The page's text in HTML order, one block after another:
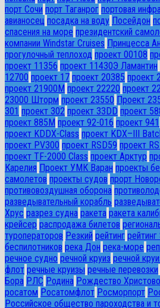
порт Сочи порт Таганрог портовая
авианосец посадка на воду Посейдон
спасения на море президентский
компании Windstar Cruises Принцесса
прогулочный теплоход проект 00108
проект 11356 проект 11430Э Ламантин
12700 проект 17 проект 20385 проект
проект 21900М проект 22220 проект
23000 Шторм проект 23550 Проект
301 проект 302 проект 33DD проект
проект 885М проект 92-016 проект 941
проект KDDX-Class проект KDX–III
проект PV300 проект RSD59 проект
проект TF-2000 Class проект Арктур
Карелия Проект УМК Варан проекты
самолетов проекты судов прорт
противовоздушная оборона
разведывательный корабль
Хрус разрез судна ракета ракета
крейсер распродажа билетов
туроператоров Резкий рейтинг
беспилотников река Дон река-море
речное судно речной круиз речной
флот речные круизы речные перевозки
Бора РЛС Родина Рождество Христово
росатом Росатомфлот Росморпорт
Российское общество пароходства и